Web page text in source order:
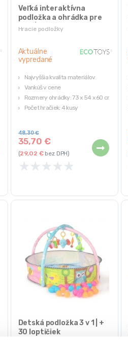
Hracie podložky
Veľká interaktívna
podložka a ohrádka pre
deti | zvieratká
Aktuálne
vypredané
Najvyššia kvalita materiálov
Vankúš v cene
Rozmery ohrádky: 73 x 54 x 60 cm
Počet hračiek: 4 kusy
35,70 €
48,30€
(29,02 €bez DPH)
★ ★ ★ ★ ★
Detská podložka 3 v 1 | +
30 loptičiek